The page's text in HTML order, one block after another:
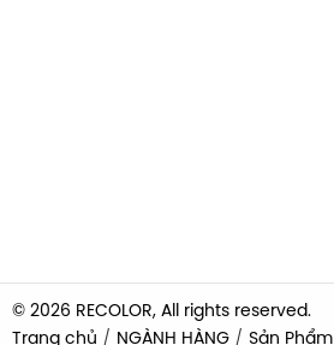
© 2026 RECOLOR, All rights reserved.
Trang chủ
NGÀNH HÀNG Sản Phẩm